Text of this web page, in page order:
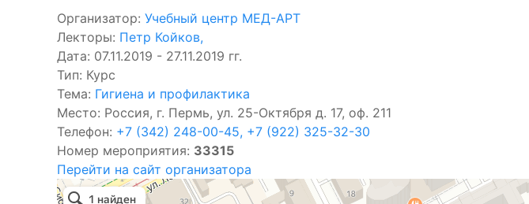
Организатор: Учебный центр МЕД-АРТ
Лекторы: Петр Койков,
Дата: 07.11.2019 - 27.11.2019 гг.
Тип: Курс
Тема: Гигиена и профилактика
Место: Россия, г. Пермь, ул. 25-Октября д. 17, оф. 211
Телефон: +7 (342) 248-00-45, +7 (922) 325-32-30
Номер мероприятия: 33315
Перейти на сайт организатора